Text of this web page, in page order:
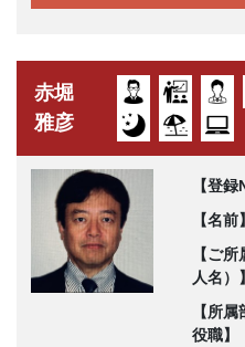
赤堀
雅彦
【登録
【名前】
【ご
人名）】
【所
役職】